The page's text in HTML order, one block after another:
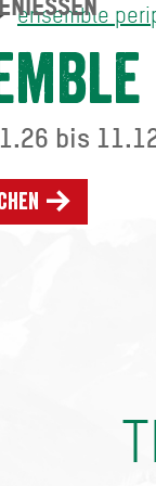
ensemble
bis
peripher -